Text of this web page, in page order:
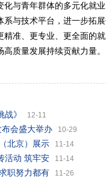
与青年群体的多元化就
与技术平台，进一步拓
准、更专业、更全面的
质量发展持续贡献力量。
》
12-11
会盛大举办
10-29
北京）展示
11-14
活动 筑牢安
11-14
职努力都有
11-26